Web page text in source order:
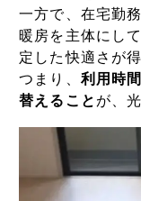
一方で、在宅勤
暖房を主体にし
定した快適さが
つまり、 利用時
替えること が、